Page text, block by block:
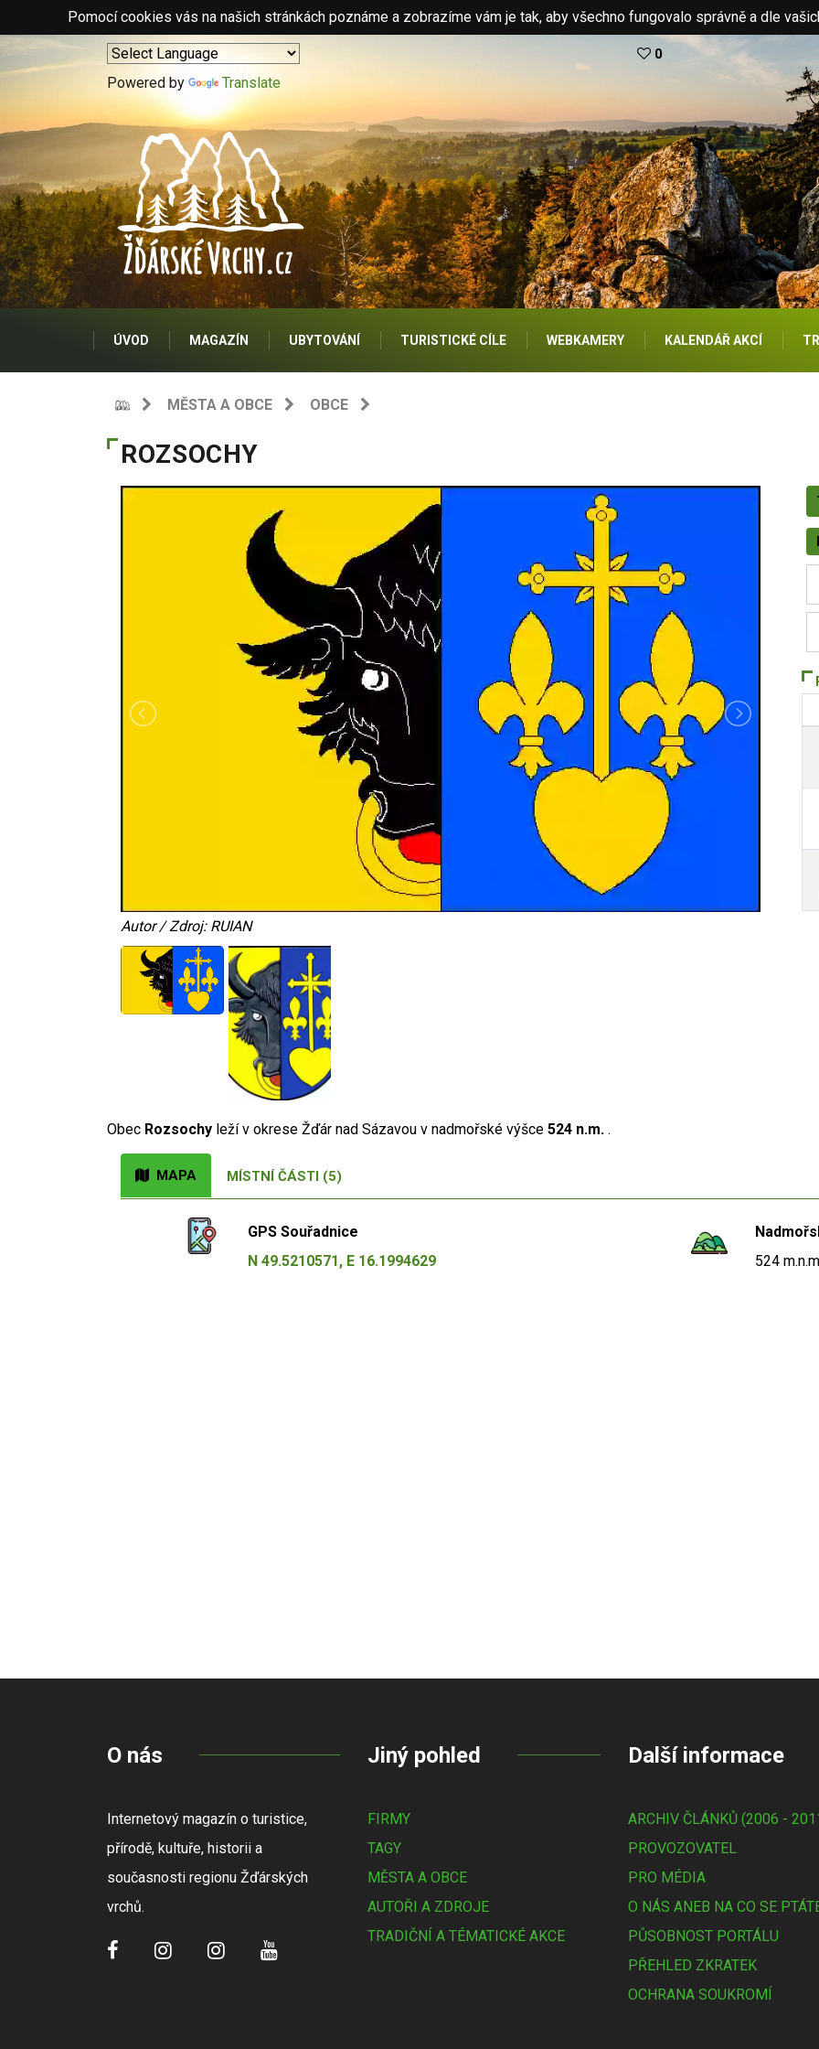
Pomocí cookies vás na našich stránkách poznáme a zobrazíme vám je tak, aby všechno fungovalo správně a dle
Powered by Translate
0
ÚVOD MAGAZÍN UBYTOVÁNÍ TURISTICKÉ CÍLE WEBKAMERY KALENDÁŘ AKCÍ
MĚSTA A OBCE OBCE
ROZSOCHY
Autor / Zdroj: RUIAN
Obec Rozsochy leží v okrese Žďár nad Sázavou v nadmořské výšce 524 n.m. .
MAPA MÍSTNÍ ČÁSTI (5)
GPS Souřadnice
N 49.5210571, E 16.1994629
524 m.n.m
O nás
Internetový magazín o turistice,
přírodě, kultuře, historii a
současnosti regionu Žďárských
vrchů.
Jiný pohled
FIRMY
TAGY
MĚSTA A OBCE
AUTOŘI A ZDROJE
TRADIČNÍ A TÉMATICKÉ AKCE
Další informace
ARCHIV ČLÁNKŮ (2006 -
PROVOZOVATEL
PRO MÉDIA
O NÁS ANEB NA CO SE
PŮSOBNOST PORTÁLU
PŘEHLED ZKRATEK
OCHRANA SOUKROMÍ